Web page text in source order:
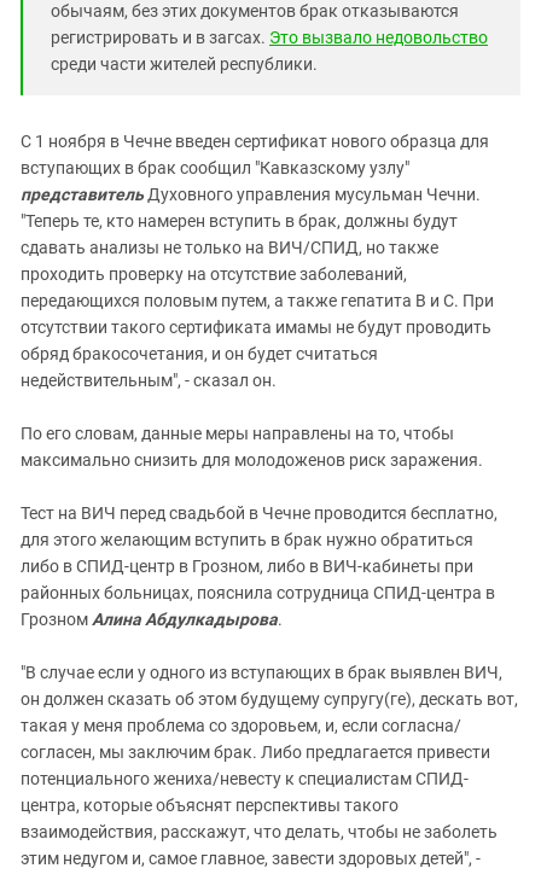
обычаям, без этих документов брак отказываются
регистрировать и в загсах. Это вызвало недовольство
среди части жителей республики.
С 1 ноября в Чечне введен сертификат нового образца для
вступающих в брак сообщил "Кавказскому узлу"
представительДуховного управления мусульман Чечни.
"Теперь те, кто намерен вступить в брак, должны будут
сдавать анализы не только на ВИЧ/СПИД, но также
проходить проверку на отсутствие заболеваний,
передающихся половым путем, а также гепатита В и С. При
отсутствии такого сертификата имамы не будут проводить
обряд бракосочетания, и он будет считаться
недействительным", - сказал он.
По его словам, данные меры направлены на то, чтобы
максимально снизить для молодоженов риск заражения.
Тест на ВИЧ перед свадьбой в Чечне проводится бесплатно,
для этого желающим вступить в брак нужно обратиться
либо в СПИД-центр в Грозном, либо в ВИЧ-кабинеты при
районных больницах, пояснила сотрудница СПИД-центра в
ГрозномАлина Абдулкадырова.
"В случае если у одного из вступающих в брак выявлен ВИЧ,
он должен сказать об этом будущему супругу(ге), дескать вот,
такая у меня проблема со здоровьем, и, если согласна/
согласен, мы заключим брак. Либо предлагается привести
потенциального жениха/невесту к специалистам СПИД-
центра, которые объяснят перспективы такого
взаимодействия, расскажут, что делать, чтобы не заболеть
этим недугом и, самое главное, завести здоровых детей", -